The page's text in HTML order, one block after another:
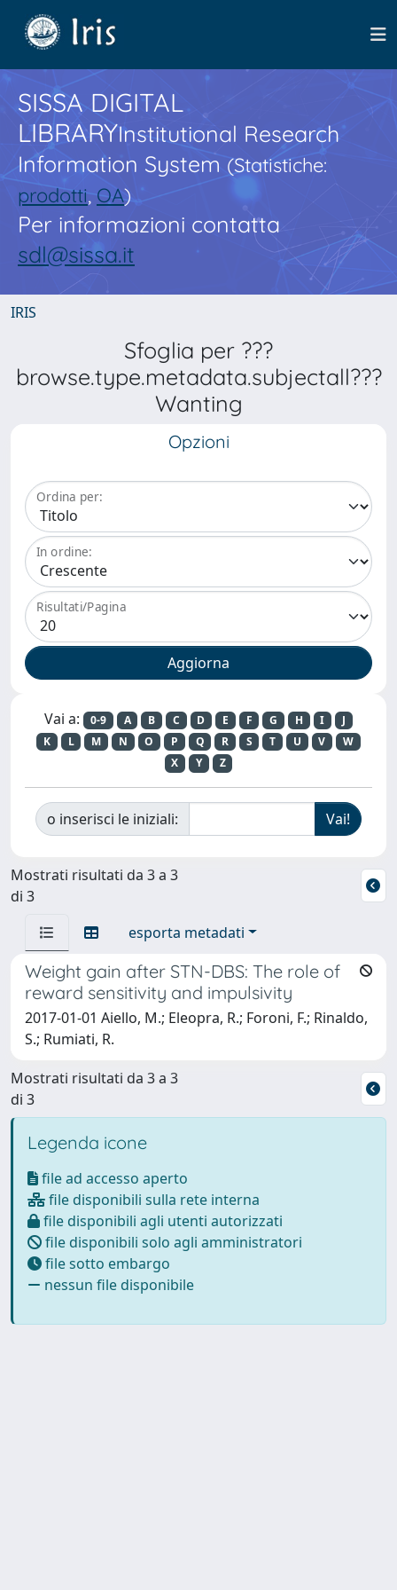
SISSA DIGITAL
LIBRARYInstitutional Research
Information System(Statistiche:
prodotti,OA)
Per informazioni contatta
sdl@sissa.it
IRIS
Sfoglia per ???
browse.type.metadata.subjectall???
Wanting
Opzioni
Ordina per:
In ordine:
Risultati/Pagina
Vai a: 0-9 A B C D E F G H I
J
K
L M N O P Q R S T U V
W
X
Y Z
o inserisci le iniziali:
Mostrati risultati da 3 a 3
di 3
esporta metadati
Weight gain after STN-DBS: The role of
reward sensitivity and impulsivity
2017-01-01 Aiello, M.; Eleopra, R.; Foroni, F.; Rinaldo,
S.; Rumiati, R.
Mostrati risultati da 3 a 3
di 3
Legenda icone
file ad accesso aperto
file disponibili sulla rete interna
file disponibili agli utenti autorizzati
file disponibili solo agli amministratori
file sotto embargo
nessun file disponibile